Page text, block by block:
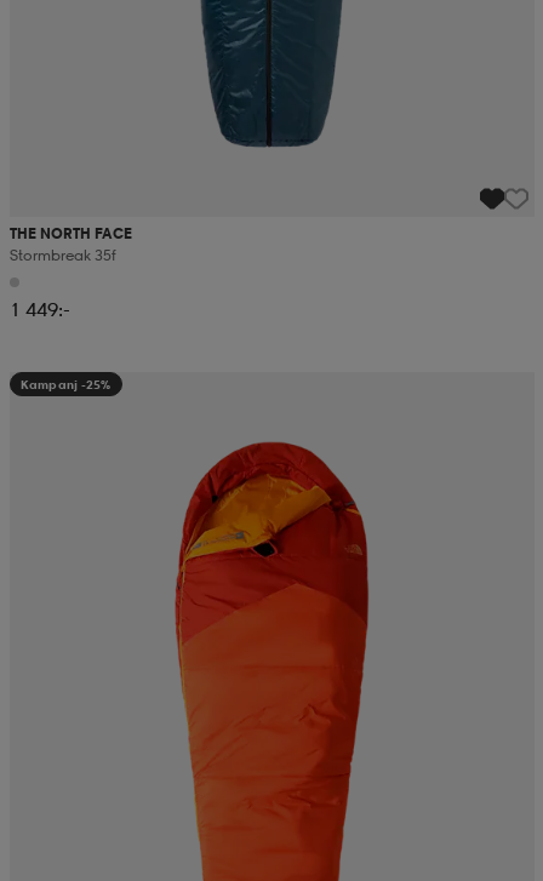
THE NORTH FACE
Stormbreak 35f
1 449:-
Kampanj -25%